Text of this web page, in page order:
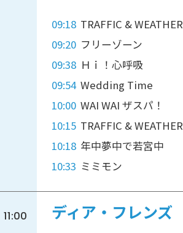
09:18 TRAFFIC & WEATHER
09:20 フリーゾーン
09:38 Ｈｉ！心呼吸
09:54 Wedding Time
10:00 WAI WAI ザスパ！
10:15 TRAFFIC & WEATHER
10:18 年中夢中で若宮中
10:33 ミミモン
11:00
ディア・フレンズ